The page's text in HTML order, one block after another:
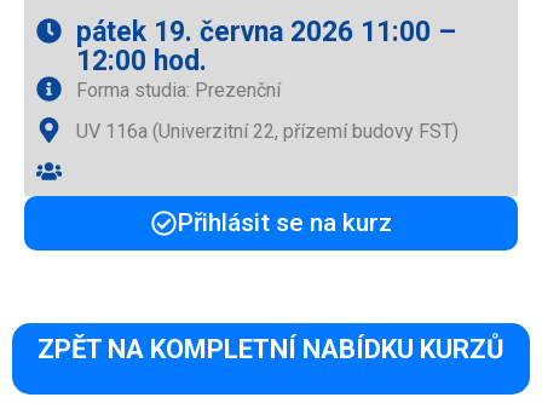
pátek 19. června 2026 11:00 –
12:00 hod.
Forma studia: Prezenční
UV 116a (Univerzitní 22, přízemí budovy FST)
Přihlásit se na kurz
ZPĚT NA KOMPLETNÍ NABÍDKU KURZŮ